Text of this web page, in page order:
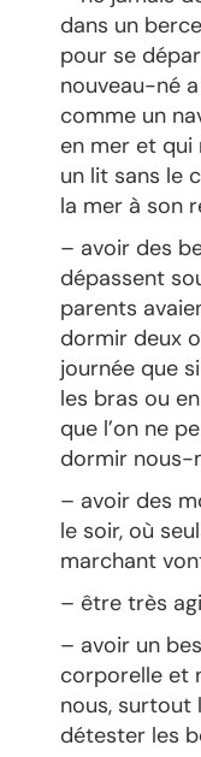
dans un
pour se
nouveau-né
comme un
en mer et qui
un lit sans le
la mer à son
– avoir des
dépassent
parents
dormir deux
journée que
les bras ou
que l’on ne
dormir nous-
– avoir des
le soir, où
marchant
– être très
– avoir un
corporelle et
nous, surtout
détester les